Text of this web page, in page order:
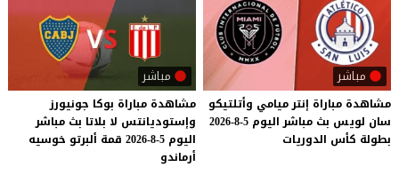
مباشر
مشاهدة مباراة إنترميامي وأتلتيكو
سان لويس بث مباشر اليوم 5-8-2026
بطولة كأس الدوريات
مباشر
مشاهدة مباراة بوكا جونيورز
وإستوديانتس لا بلاتا بث مباشر
اليوم 5-8-2026 قمة ألبرتو خوسيه
أرماندو